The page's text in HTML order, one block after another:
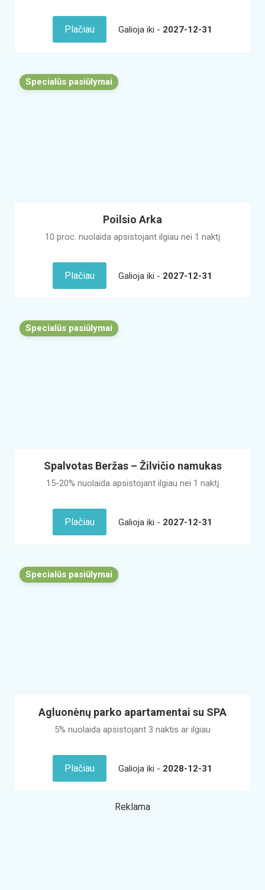
Plačiau Galioja iki - 2027-12-31
Specialūs pasiūlymai
Poilsio Arka
10 proc. nuolaida apsistojant ilgiau nei 1 naktį
Plačiau Galioja iki - 2027-12-31
Specialūs pasiūlymai
Spalvotas Beržas – Žilvičio namukas
15-20% nuolaida apsistojant ilgiau nei 1 naktį
Plačiau Galioja iki - 2027-12-31
Specialūs pasiūlymai
Agluonėnų parko apartamentai su SPA
5% nuolaida apsistojant 3 naktis ar ilgiau
Plačiau Galioja iki - 2028-12-31
Reklama